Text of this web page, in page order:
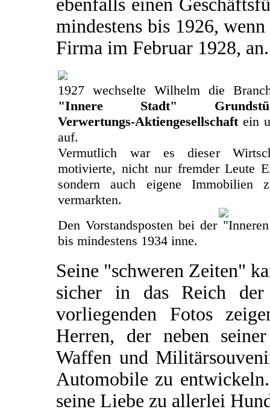
ebenfalls einen
mindestens bis 1926,
Firma im Februar 1928, an.
1927 wechselte Wilhelm die
"Innere Stadt"
Verwertungs-Aktiengesellschaftein
auf.
Vermutlich war es dieser
motivierte, nicht nur fremder Leute
sondern auch eigene Immobilien
vermarkten.
Den Vorstandsposten bei der
bis mindestens 1934 inne.
Seine "schweren Zeiten"
sicher in das Reich der
vorliegenden Fotos
Herren, der neben
Waffen und
Automobile zu
seine Liebe zu allerlei